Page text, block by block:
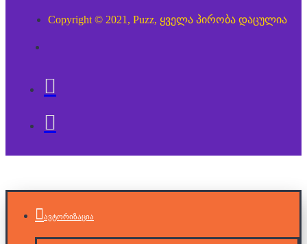
Copyright © 2021, Puzz, ყველა პირობა დაცულია
ავტორიზაცია